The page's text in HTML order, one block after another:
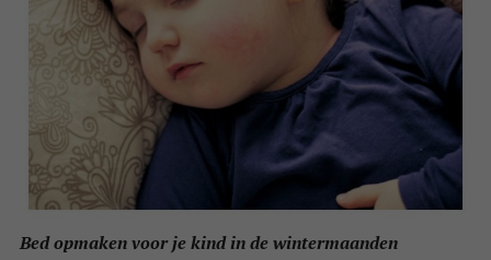
Bed opmaken voor je kind in de wintermaanden